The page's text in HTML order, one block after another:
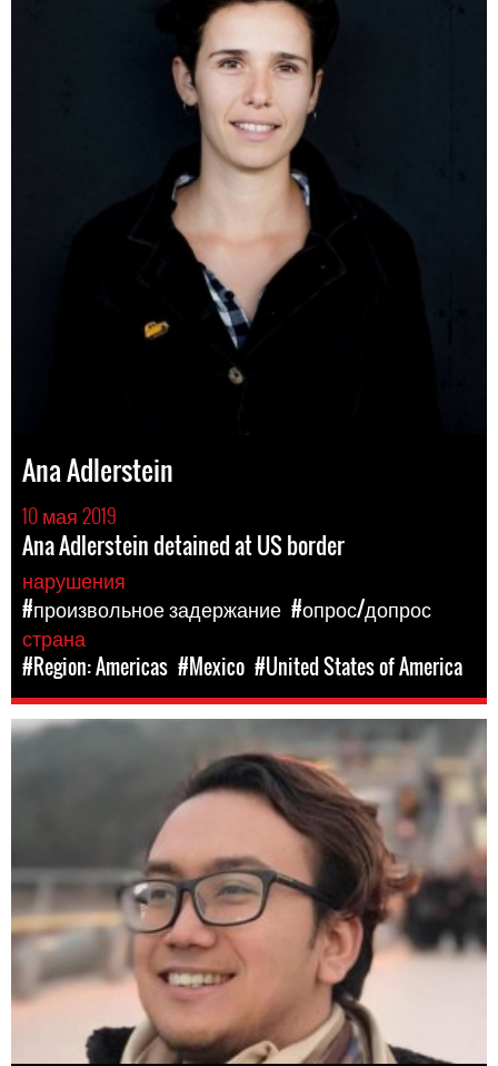
Ana Adlerstein
10 мая 2019
Ana Adlerstein detained at US border
нарушения
#произвольное задержание #опрос/допрос
страна
#Region: Americas #Mexico #United States of America